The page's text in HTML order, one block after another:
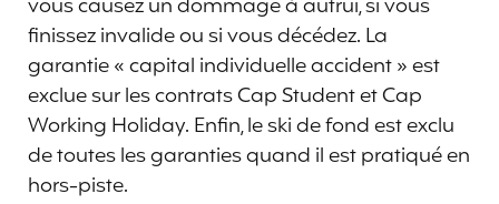
vous causez un dommage à autrui, si vous
finissez invalide ou si vous décédez. La
garantie « capital individuelle accident » est
exclue sur les contrats Cap Student et Cap
Working Holiday. Enfin, le ski de fond est exclu
de toutes les garanties quand il est pratiqué en
hors-piste.